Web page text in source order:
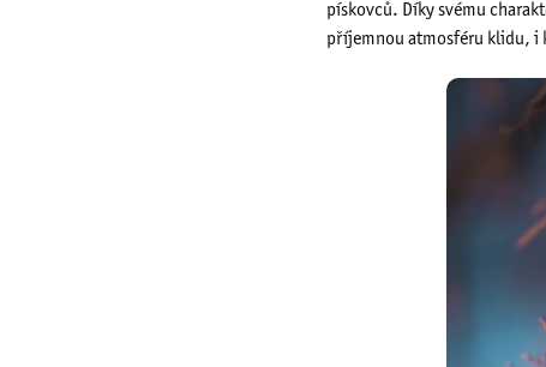
pískovců. Díky svému
příjemnou atmosféru klidu, i